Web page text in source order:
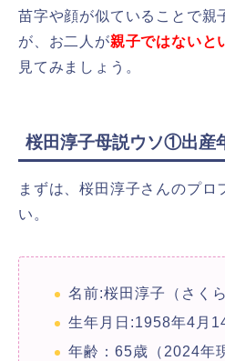
苗字や顔が似ていることで親
が、お二人が親子ではないと
見てみましょう。
桜田淳子母説ウソ①出産
まずは、桜田淳子さんのプロ
い。
名前:桜田淳子（さく
生年月日:1958年4月
年齢：65歳（2024年